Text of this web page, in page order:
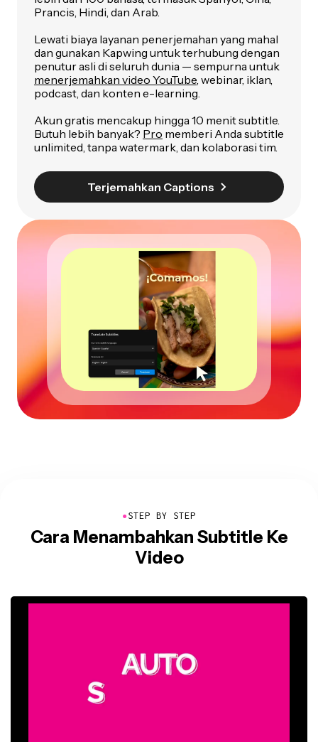
Prancis, Hindi, dan Arab.
Lewati biaya layanan penerjemahan yang mahal
dan gunakan Kapwing untuk terhubung dengan
penutur asli di seluruh dunia — sempurna untuk
menerjemahkan video YouTube, webinar, iklan,
podcast, dan konten e-learning.
Akun gratis mencakup hingga 10 menit subtitle.
Butuh lebih banyak? Pro memberi Anda subtitle
unlimited, tanpa watermark, dan kolaborasi tim.
Terjemahkan Captions
●STEP BY STEP
Cara Menambahkan Subtitle Ke
Video